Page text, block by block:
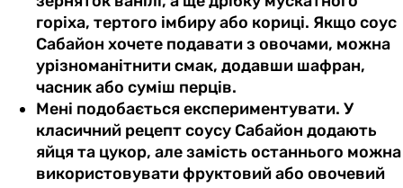
горіха, тертого імбиру або кориці. Якщо соус
Сабайон хочете подавати з овочами, можна
урізноманітнити смак, додавши шафран,
часник або суміш перців.
Мені подобається експериментувати. У
класичний рецепт соусу Сабайон додають
яйця та цукор, але замість останнього можна
використовувати фруктовий або овочевий